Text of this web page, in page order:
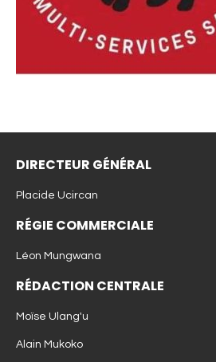
DIRECTEUR GÉNÉRAL
Placide Ucircan
RÉGIE COMMERCIALE
Léon Mungwana
RÉDACTION CENTRALE
Moïse Ulang'u
Alain Mukoko